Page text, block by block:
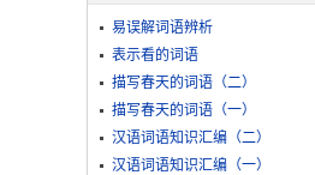
易误解词语辨析
表示看的词语
描写春天的词语（二）
描写春天的词语（一）
汉语词语知识汇编（二）
汉语词语知识汇编（一）